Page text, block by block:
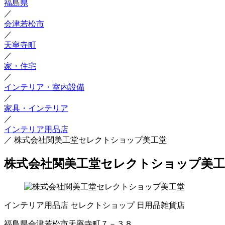
福島県
／
会津若松市
／
天寧寺町
／
家・住宅
／
インテリア・室内設備
／
家具・インテリア
／
インテリア用品店
／ 株式会社関美工堂セレクトショップ美工堂
株式会社関美工堂セレクトショップ美
インテリア用品店 セレクトショップ 日用品雑貨店